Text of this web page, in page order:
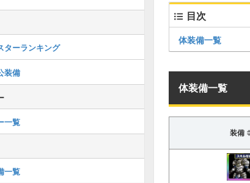
目次
体装備一覧
体装備一覧
装備
ターランキング
装備
一覧
一覧